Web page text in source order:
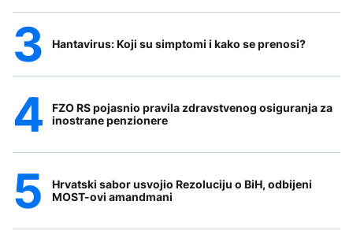
Hantavirus: Koji su simptomi i kako se prenosi?
FZO RS pojasnio pravila zdravstvenog osiguranja za
inostrane penzionere
Hrvatski sabor usvojio Rezoluciju o BiH, odbijeni
MOST-ovi amandmani